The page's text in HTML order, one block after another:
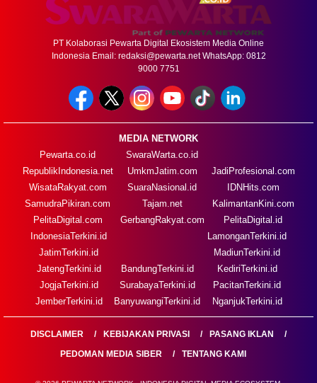
PT Kolaborasi Pewarta Digital Ekosistem Media Online
Indonesia Email: redaksi@pewarta.netWhatsApp: 0812
9000 7751
MEDIA NETWORK
Pewarta.co.id
RepublikIndonesia.net
WisataRakyat.com
SamudraPikiran.com
PelitaDigital.com
SwaraWarta.co.id
UmkmJatim.com
SuaraNasional.id
Tajam.net
GerbangRakyat.com
JadiProfesional.com
IDNHits.com
KalimantanKini.com
PelitaDigital.id
IndonesiaTerkini.id
JatimTerkini.id
JatengTerkini.id
JogjaTerkini.id
JemberTerkini.id
BandungTerkini.id
SurabayaTerkini.id
BanyuwangiTerkini.id
LamonganTerkini.id
MadiunTerkini.id
KediriTerkini.id
PacitanTerkini.id
NganjukTerkini.id
DISCLAIMER KEBIJAKAN PRIVASI
PASANG IKLAN
PEDOMAN MEDIA SIBER
TENTANG KAMI